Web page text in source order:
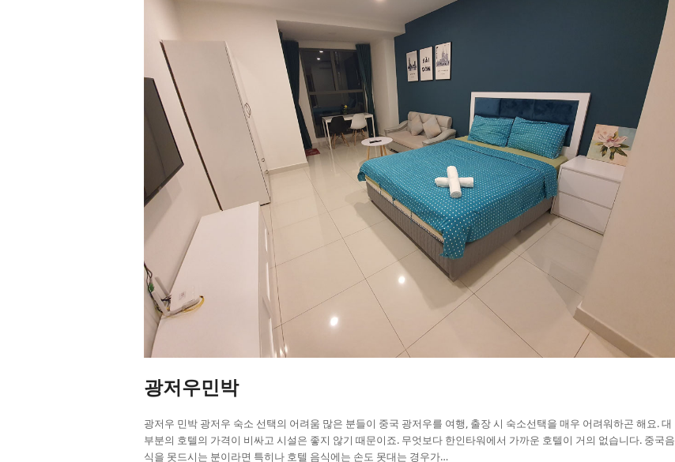
광저우민박
광저우 민박 광저우 숙소 선택의 어려움 많은 분들이 중국 광저우를 여행, 출장 시 숙소선택을 매우 어려워하곤 해요. 대
부분의 호텔의 가격이 비싸고 시설은 좋지 않기 때문이죠. 무엇보다 한인타워에서 가까운 호텔이 거의 없습니다. 중국음
식을 못드시는 분이라면 특히나 호텔 음식에는 손도 못대는 경우가…